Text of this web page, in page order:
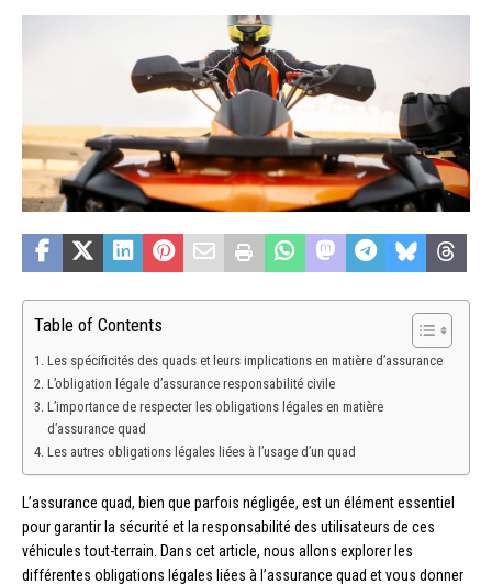
Table of Contents
Les spécificités des quads et leurs implications en matière d’assurance
L’obligation légale d’assurance responsabilité civile
L’importance de respecter les obligations légales en matière
d’assurance quad
Les autres obligations légales liées à l’usage d’un quad
L’assurance quad, bien que parfois négligée, est un élément essentiel
pour garantir la sécurité et la responsabilité des utilisateurs de ces
véhicules tout-terrain. Dans cet article, nous allons explorer les
différentes obligations légales liées à l’assurance quad et vous donner